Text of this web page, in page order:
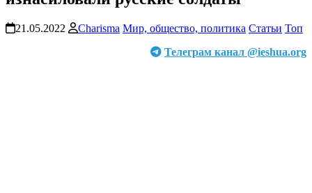
21.05.2022 Charisma Мир, общество, политика Статьи Топ
Телеграм канал @ieshua.org